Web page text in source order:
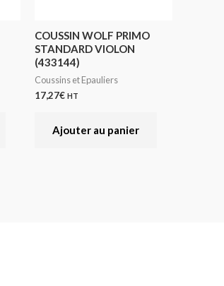
COUSSIN WOLF PRIMO
STANDARD VIOLON
(433144)
Coussins et Epauliers
17,27€ HT
Ajouter au panier